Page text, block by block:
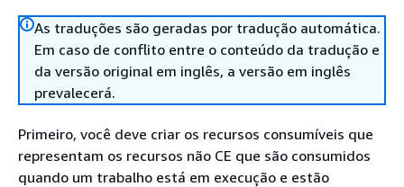
As traduções são geradas por tradução automática.
Em caso de conflito entre o conteúdo da tradução e
da versão original em inglês, a versão em inglês
prevalecerá.
Primeiro, você deve criar os recursos consumíveis que
representam os recursos não CE que são consumidos
quando um trabalho está em execução e estão